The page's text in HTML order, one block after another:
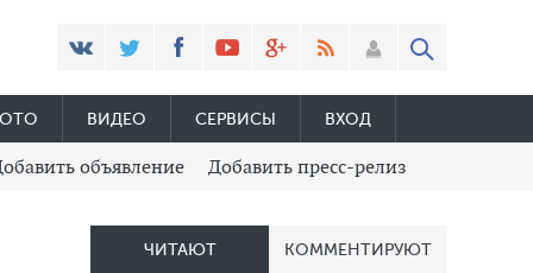
ВИДЕО СЕРВИСЫ ВХОД
объявление Добавить пресс-релиз
ЧИТАЮТ КОММЕНТИРУЮТ